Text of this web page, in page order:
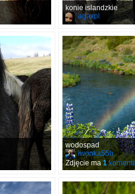
konie islandzkie
agaxpl
wodospad
iwonka55h
Zdjęcie ma 1